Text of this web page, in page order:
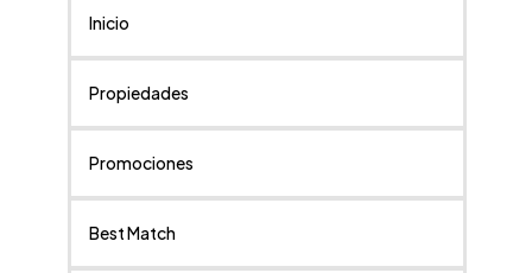
Inicio
Propiedades
Promociones
Best Match